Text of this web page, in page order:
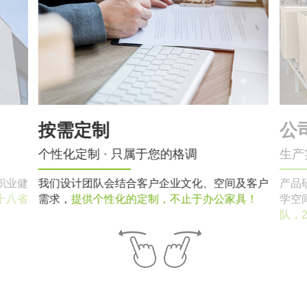
业健
八省
按需定制
个性化定制 · 只属于您的格调
我们设计团队会结合客户企业文化、空间及客户
需求，提供个性化的定制，不止于办公家具！
公
生产
产品
学空
队，